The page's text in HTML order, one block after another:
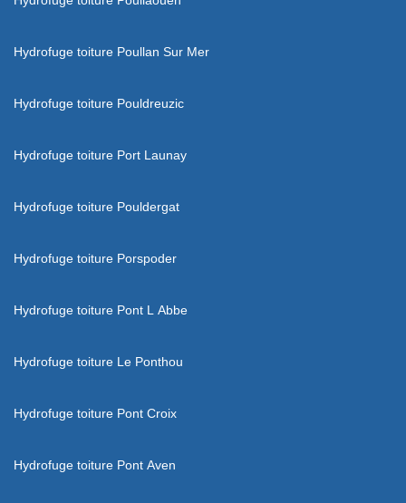
Hydrofuge toiture Poullan Sur Mer
Hydrofuge toiture Pouldreuzic
Hydrofuge toiture Port Launay
Hydrofuge toiture Pouldergat
Hydrofuge toiture Porspoder
Hydrofuge toiture Pont L Abbe
Hydrofuge toiture Le Ponthou
Hydrofuge toiture Pont Croix
Hydrofuge toiture Pont Aven